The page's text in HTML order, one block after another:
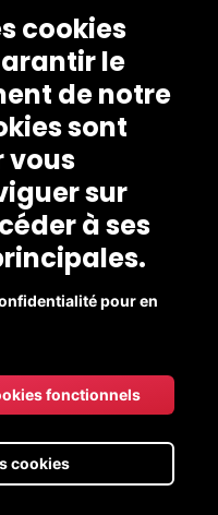
cookies
le
de notre
sont
vous
sur
à ses
pour en
fonctionnels
cookies